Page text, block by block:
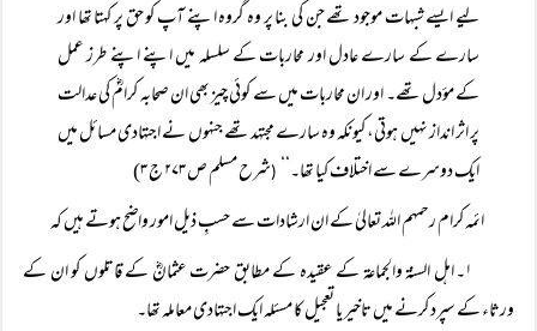
لیے ایسے شبہات موجود تھے جن کی بنا پر وہ گروہ اپنے آپ کو حق پر کہتا تھا اور
سارے کے سارے عادل اور محاربات کے سلسلہ میں اپنے اپنے طرز عمل
کے مؤدل تھے۔ اور ان محاربات میں سے کوئی چیز بھی ان صحابہ کرامؓ کی عدالت
پر اثر انداز نہیں ہوتی، کیونکہ وہ سارے مجتہد تھے جنہوں نے اجتہادی مسائل میں
ایک دوسرے سے اختلاف کیا تھا۔‘‘
(شرح مسلم ص ۲۷۳ ج ۳)
ائمہ کرام رحمہم اللہ تعالیٰ کے ان ارشادات سے حسبِ ذیل امور واضح ہوتے ہیں کہ
۱۔ اہل السنۃ والجماعۃ کے عقیدہ کے مطابق حضرت عثمانؓ کے قاتلوں کو ان کے
ورثاء کے سپرد کرنے میں تاخیر یا تعجیل کا مسئلہ ایک اجتہادی معاملہ تھا۔